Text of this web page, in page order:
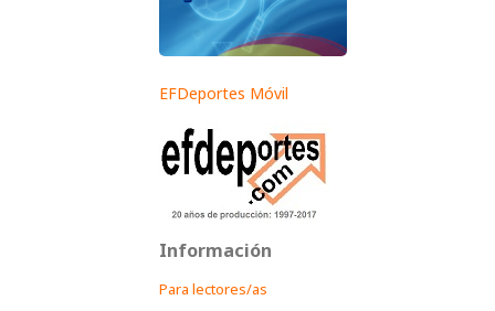
EFDeportes Móvil
Información
Para lectores/as